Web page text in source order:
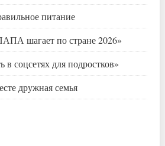
питание
шагает по стране 2026»
в соцсетях для подростков»
дружная семья